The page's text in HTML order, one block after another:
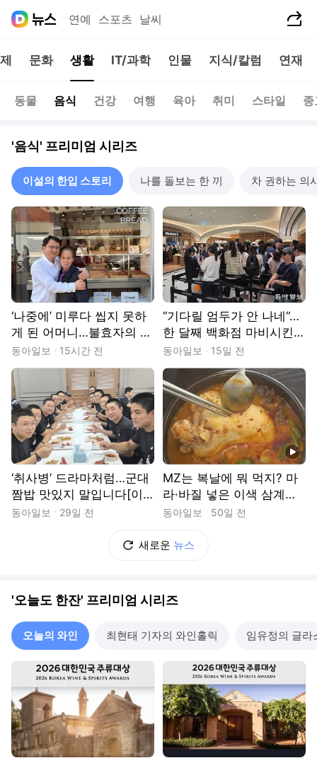
연예 스포츠 날씨
문화 생활 IT/과학 인물 지식/칼럼 연재
동물 음식 건강 여행 육아 취미 스타일
'음식' 프리미엄 시리즈
이설의 한입 스토리 나를 돌보는 한 끼 차 권하는 의
‘나중에’ 미루다 씹지 못하
게 된 어머니…불효자의 마
지막 한 병[이설의 한입 스
토리]
동아일보 15시간 전
“기다릴 엄두가 안 나네“…
한 달째 백화점 마비시킨
‘이 빵’[이설의 한입 스토
리]
동아일보 15일 전
‘취사병’ 드라마처럼…군대
짬밥 맛있지 말입니다[이
설의 한입 스토리]
동아일보 29일 전
MZ는 복날에 뭐 먹지? 마
라·바질 넣은 이색 삼계탕
[이설의 한입스토리]
동아일보 50일 전
새로운 뉴스
'오늘도 한잔' 프리미엄 시리즈
오늘의 와인 최현태 기자의 와인홀릭 임유정의 글라